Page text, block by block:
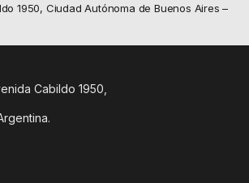
1950, Ciudad Autónoma de Buenos Aires –
Cabildo 1950,